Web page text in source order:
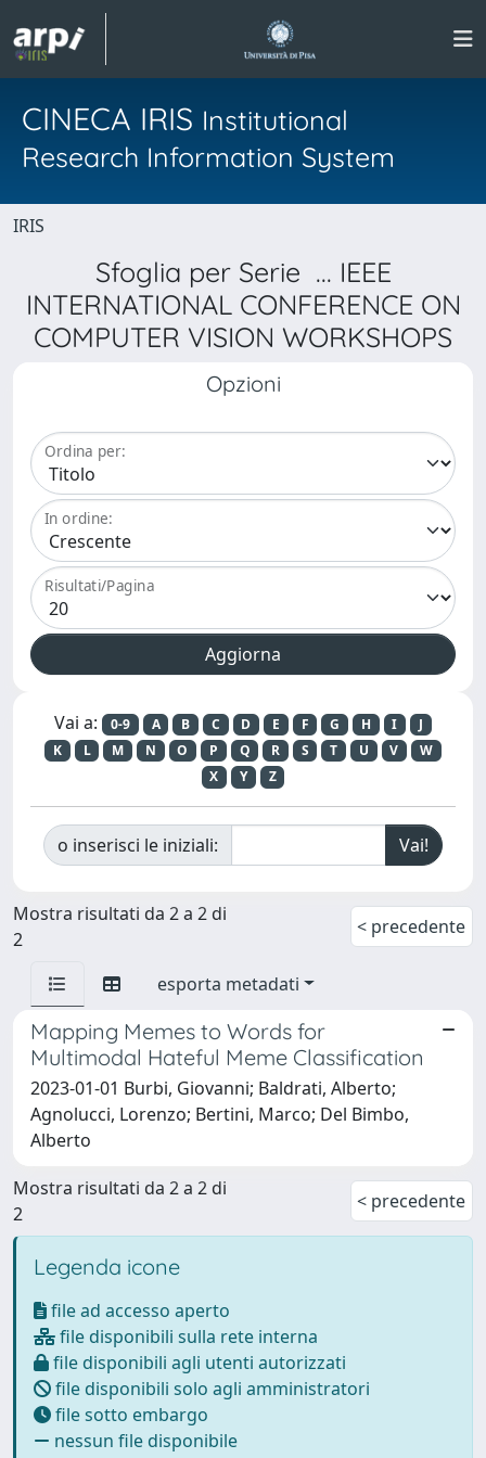
CINECA IRIS Institutional
Research Information System
IRIS
Sfoglia per Serie ... IEEE
INTERNATIONAL CONFERENCE ON
COMPUTER VISION WORKSHOPS
Opzioni
Ordina per:
In ordine:
Risultati/Pagina
Vai a: 0-9 A B C D E F G H I
J
K
L M N O P Q R S T U V
W
X
Y Z
o inserisci le iniziali:
Mostra risultati da 2 a 2 di
2
< precedente
esporta metadati
Mapping Memes to Words for
Multimodal Hateful Meme Classification
2023-01-01 Burbi, Giovanni; Baldrati, Alberto;
Agnolucci, Lorenzo; Bertini, Marco; Del Bimbo,
Alberto
Mostra risultati da 2 a 2 di
2
< precedente
Legenda icone
file ad accesso aperto
file disponibili sulla rete interna
file disponibili agli utenti autorizzati
file disponibili solo agli amministratori
file sotto embargo
nessun file disponibile